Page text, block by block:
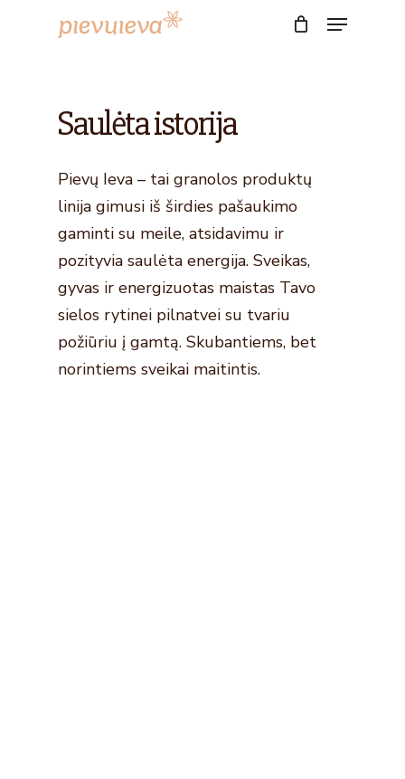
Menu
Saulėta istorija
Pievų Ieva – tai granolos produktų
linija gimusi iš širdies pašaukimo
gaminti su meile, atsidavimu ir
pozityvia saulėta energija. Sveikas,
gyvas ir energizuotas maistas Tavo
sielos rytinei pilnatvei su tvariu
požiūriu į gamtą. Skubantiems, bet
norintiems sveikai maitintis.